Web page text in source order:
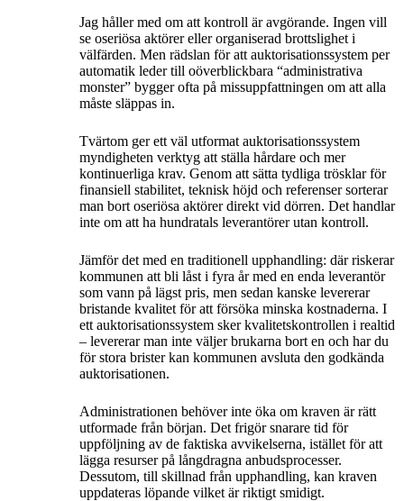
Jag håller med om att kontroll är avgörande. Ingen vill
se oseriösa aktörer eller organiserad brottslighet i
välfärden. Men rädslan för att auktorisationssystem per
automatik leder till oöverblickbara “administrativa
monster” bygger ofta på missuppfattningen om att alla
måste släppas in.
Tvärtom ger ett väl utformat auktorisationssystem
myndigheten verktyg att ställa hårdare och mer
kontinuerliga krav. Genom att sätta tydliga trösklar för
finansiell stabilitet, teknisk höjd och referenser sorterar
man bort oseriösa aktörer direkt vid dörren. Det handlar
inte om att ha hundratals leverantörer utan kontroll.
Jämför det med en traditionell upphandling: där riskerar
kommunen att bli låst i fyra år med en enda leverantör
som vann på lägst pris, men sedan kanske levererar
bristande kvalitet för att försöka minska kostnaderna. I
ett auktorisationssystem sker kvalitetskontrollen i realtid
– levererar man inte väljer brukarna bort en och har du
för stora brister kan kommunen avsluta den godkända
auktorisationen.
Administrationen behöver inte öka om kraven är rätt
utformade från början. Det frigör snarare tid för
uppföljning av de faktiska avvikelserna, istället för att
lägga resurser på långdragna anbudsprocesser.
Dessutom, till skillnad från upphandling, kan kraven
uppdateras löpande vilket är riktigt smidigt.